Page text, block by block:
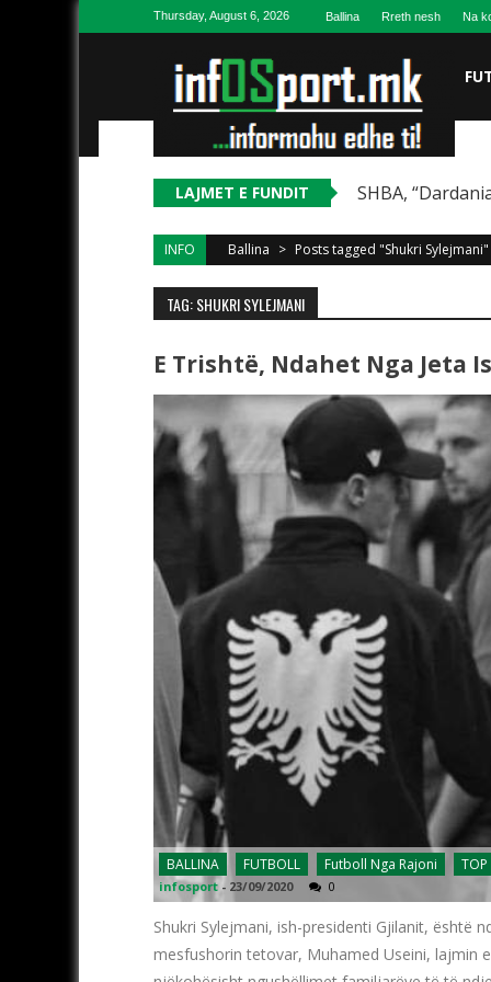
Skip to contentThursday, August 6, 2026 Ballina Rreth nesh Na
LAJMET E FUNDIT SHBA,
INFO Ballina > Posts tagged "Shukri Sylejmani"
TAG: SHUKRI SYLEJMANI
E Trishtë, Ndahet Nga Jeta
BALLINA FUTBOLL Futboll Nga Rajoni TOP
infosport - 23/09/2020 0
Shukri Sylejmani, ish-presidenti Gjilanit, është
mesfushorin tetovar, Muhamed Useini, lajmin